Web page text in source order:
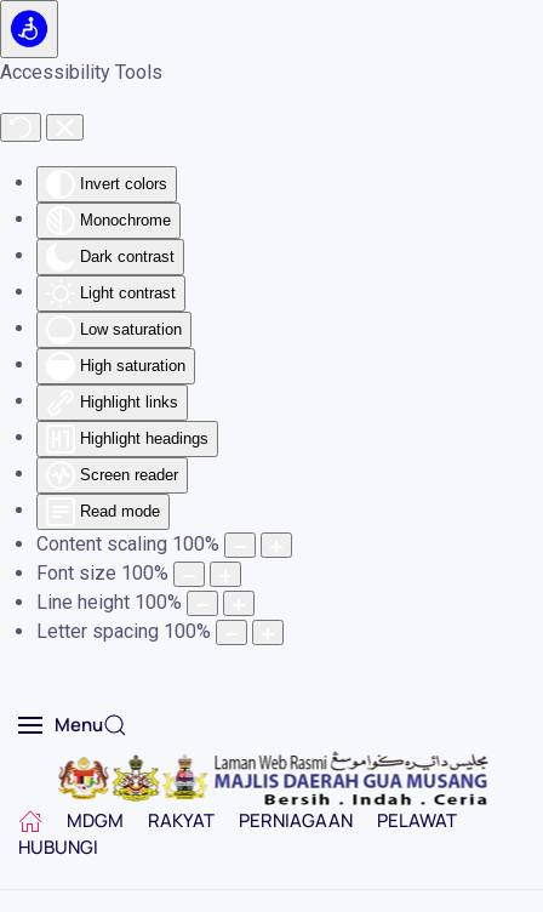
Accessibility Tools
Invert colors
Monochrome
Dark contrast
Light contrast
Low saturation
High saturation
Highlight links
Highlight headings
Screen reader
Read mode
Content scaling 100%
Font size 100%
Line height 100%
Letter spacing 100%
Skip to main content
Menu
MDGM RAKYAT PERNIAGAAN
PELAWAT
HUBUNGI